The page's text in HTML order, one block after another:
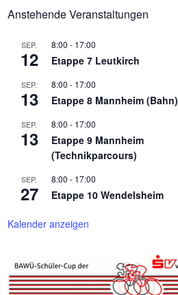
Anstehende Veranstaltungen
SEP.
12
8:00 - 17:00
Etappe 7 Leutkirch
SEP.
13
8:00 - 17:00
Etappe 8 Mannheim (Bahn)
SEP.
13
8:00 - 17:00
Etappe 9 Mannheim
(Technikparcours)
SEP.
27
8:00 - 17:00
Etappe 10 Wendelsheim
Kalender anzeigen